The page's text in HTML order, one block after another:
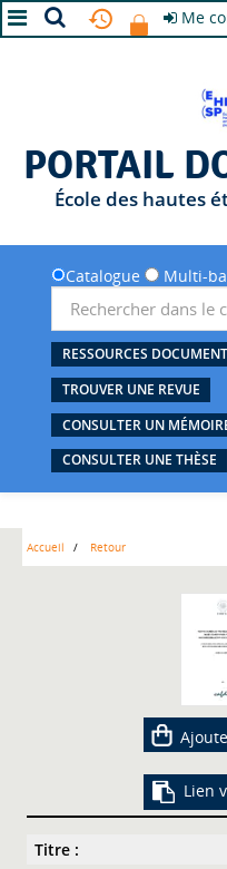
Me
PORTAIL
École des hautes
Catalogue Multi-
RESSOURCES
TROUVER UNE REVUE
CONSULTER UN
CONSULTER UNE THÈSE
Accueil Retour
Lien
Titre :